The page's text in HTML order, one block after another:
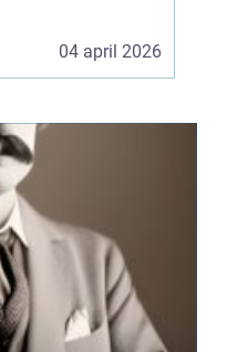
04 april 2026